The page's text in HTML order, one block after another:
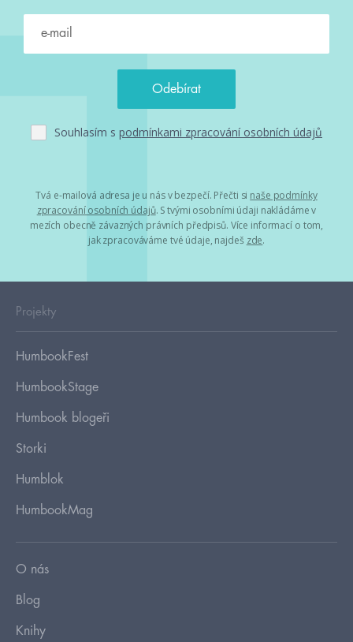
Souhlasím s podmínkami zpracování osobních údajů
Tvá e-mailová adresa je u nás v bezpečí. Přečti si naše podmínky
zpracování osobních údajů. S tvými osobními údaji nakládáme v
mezích obecně závazných právních předpisů. Více informací o tom,
jak zpracováváme tvé údaje, najdeš zde.
Projekty
HumbookFest
HumbookStage
Humbook blogeři
Storki
Humblok
HumbookMag
O nás
Blog
Knihy